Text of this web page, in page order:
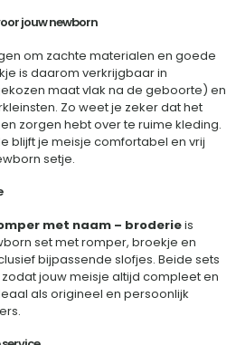
jouw newborn
om zachte materialen en goede
is daarom verkrijgbaar in
maat vlak na de geboorte) en
Zo weet je zeker dat het
zorgen hebt over te ruime kleding.
blijft je meisje comfortabel en vrij
setje.
met naam – broderieis
set met romper, broekje en
bijpassende slofjes. Beide sets
jouw meisje altijd compleet en
als origineel en persoonlijk